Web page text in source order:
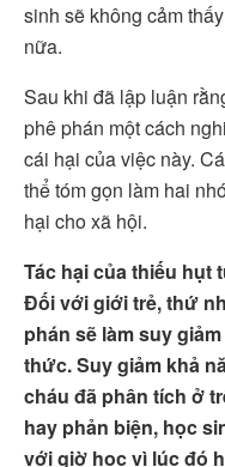
sinh sẽ không cảm
nữa.
Sau khi đã lập luận
phê phán một cách
cái hại của việc này.
thể tóm gọn làm hai
hại cho xã hội.
Tác hại của thiếu hụt
Đối với giới trẻ, thứ
phán sẽ làm suy
thức. Suy giảm khả
cháu đã phân tích ở
hay phản biện, học
với giờ học vì lúc đó